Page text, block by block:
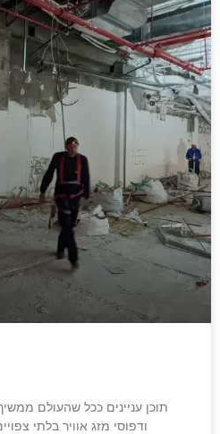
תוכן עניינים ככל שהעולם
ודפוסי מזג אוויר בלתי